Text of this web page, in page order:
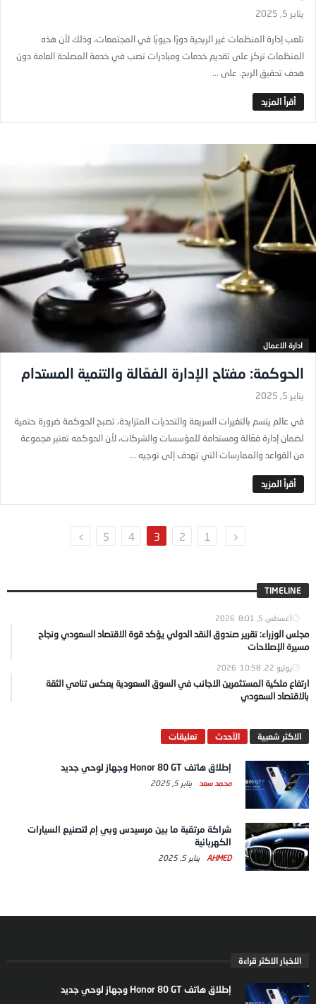
يناير 5, 2025
تلعب إدارة المنظمات غير الربحية دورًا حيويًا في المجتمعات، وذلك لأن هذه
المنظمات تركز على تقديم خدمات ومبادرات تصب في خدمة المصلحة العامة دون
هدف تحقيق الربح. على ...
ادارة الاعمال
الحوكمة: مفتاح الإدارة الفعّالة والتنمية المستدام
يناير 5, 2025
في عالم يتسم بالتغيرات السريعة والتحديات المتزايدة، تصبح الحوكمة ضرورة حتمية
لضمان إدارة فعّالة ومستدامة للمؤسسات والشركات، لأن الحوكمه تعتبر مجموعة
من القواعد والممارسات التي تهدف إلى توجيه ...
1
2
3
4
5
TIMELINE
أغسطس 5, 2026 8:01
مجلس الوزراء: تقرير صندوق النقد الدولي يؤكد قوة الاقتصاد السعودي ونجاح
مسيرة الإصلاحات
يوليو 22, 2026 10:58
ارتفاع ملكية المستثمرين الاجانب في السوق السعودية يعكس تنامي الثقة
بالاقتصاد السعودي
الاكثر شعبية الآحدث تعليقات
إطلاق هاتف Honor 80 GT وجهاز لوحي جديد
محمد سعد يناير 5, 2025
شراكة مرتقبة ما بين مرسيدس وبي إم لتصنيع السيارات
الكهربائية
AHMED يناير 5, 2025
الاخبار الاكثر قراءة
إطلاق هاتف Honor 80 GT وجهاز لوحي جديد